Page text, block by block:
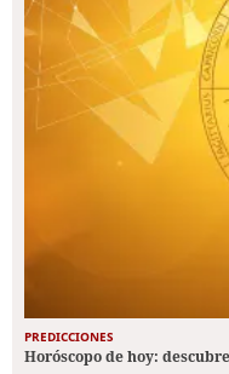
PREDICCIONES
Horóscopo de hoy: